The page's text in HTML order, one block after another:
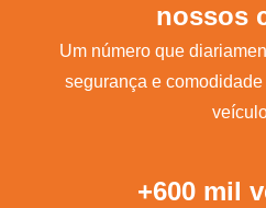
nossos
Um número que
segurança e
+600 mil